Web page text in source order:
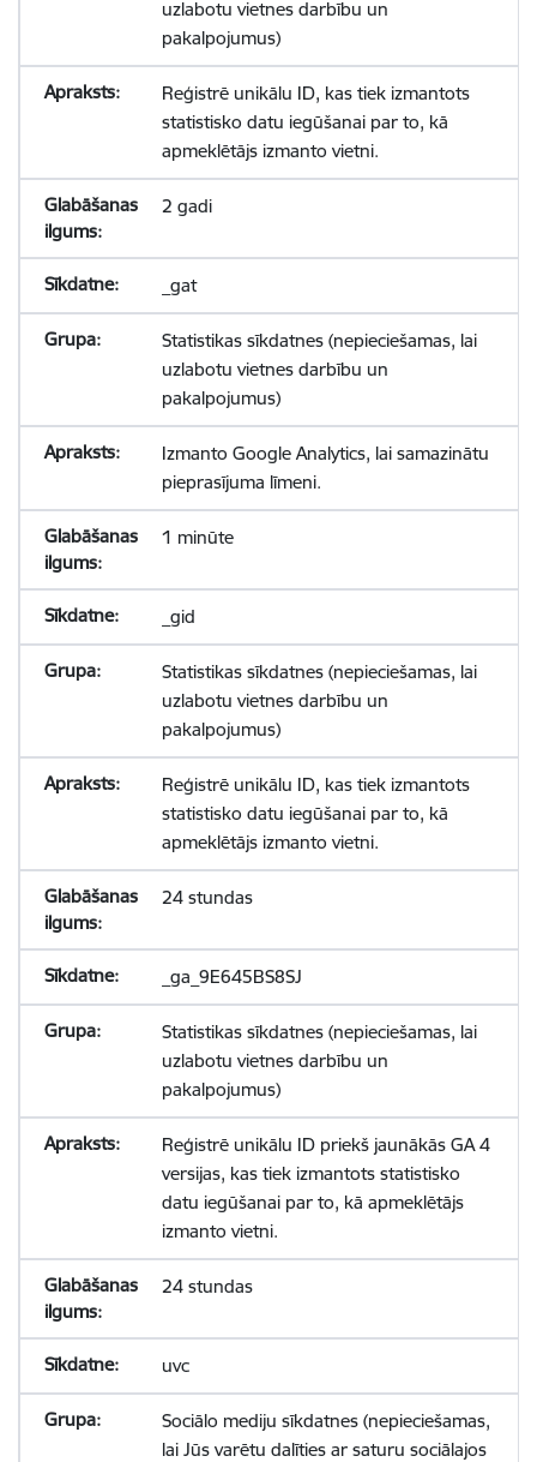
uzlabotu vietnes darbību un
pakalpojumus)
Reģistrē unikālu ID, kas tiek izmantots
statistisko datu iegūšanai par to, kā
apmeklētājs izmanto vietni.
2 gadi
_gat
Statistikas sīkdatnes (nepieciešamas, lai
uzlabotu vietnes darbību un
pakalpojumus)
Izmanto Google Analytics, lai samazinātu
pieprasījuma līmeni.
1 minūte
_gid
Statistikas sīkdatnes (nepieciešamas, lai
uzlabotu vietnes darbību un
pakalpojumus)
Reģistrē unikālu ID, kas tiek izmantots
statistisko datu iegūšanai par to, kā
apmeklētājs izmanto vietni.
24 stundas
_ga_9E645BS8SJ
Statistikas sīkdatnes (nepieciešamas, lai
uzlabotu vietnes darbību un
pakalpojumus)
Reģistrē unikālu ID priekš jaunākās GA 4
versijas, kas tiek izmantots statistisko
datu iegūšanai par to, kā apmeklētājs
izmanto vietni.
24 stundas
uvc
Sociālo mediju sīkdatnes (nepieciešamas,
lai Jūs varētu dalīties ar saturu sociālajos